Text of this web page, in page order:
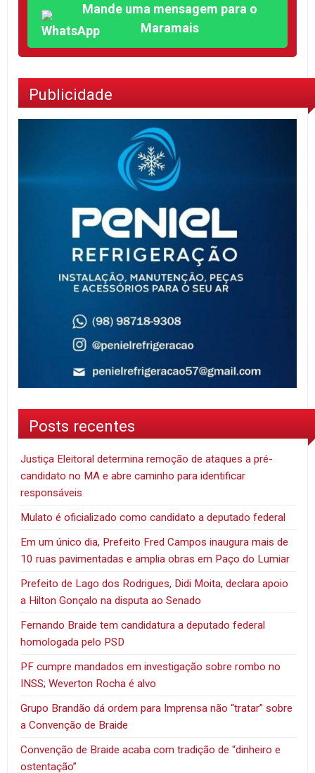
Mande uma mensagem para o
Maramais
Publicidade
Posts recentes
Justiça Eleitoral determina remoção de ataques a pré-
candidato no MA e abre caminho para identificar
responsáveis
Mulato é oficializado como candidato a deputado federal
Em um único dia, Prefeito Fred Campos inaugura mais de
10 ruas pavimentadas e amplia obras em Paço do Lumiar
Prefeito de Lago dos Rodrigues, Didi Moita, declara apoio
a Hilton Gonçalo na disputa ao Senado
Fernando Braide tem candidatura a deputado federal
homologada pelo PSD
PF cumpre mandados em investigação sobre rombo no
INSS; Weverton Rocha é alvo
Grupo Brandão dá ordem para Imprensa não “tratar” sobre
a Convenção de Braide
Convenção de Braide acaba com tradição de “dinheiro e
ostentação”